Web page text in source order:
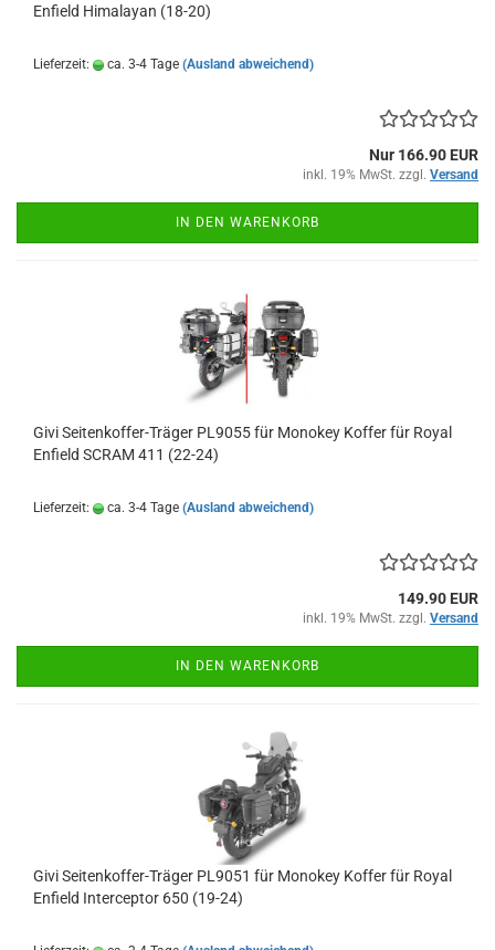
Enfield Himalayan (18-20)
Lieferzeit: ca. 3-4 Tage (Ausland abweichend)
Nur 166.90 EUR
inkl. 19% MwSt. zzgl. Versand
IN DEN WARENKORB
Givi Seitenkoffer-Träger PL9055 für Monokey Koffer für Royal
Enfield SCRAM 411 (22-24)
Lieferzeit: ca. 3-4 Tage (Ausland abweichend)
149.90 EUR
inkl. 19% MwSt. zzgl. Versand
IN DEN WARENKORB
Givi Seitenkoffer-Träger PL9051 für Monokey Koffer für Royal
Enfield Interceptor 650 (19-24)